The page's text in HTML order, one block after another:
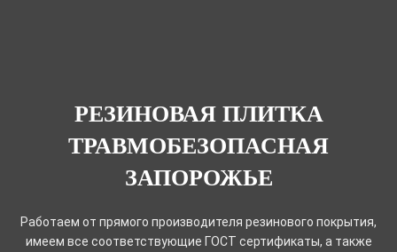
РЕЗИНОВАЯ ПЛИТКА
ТРАВМОБЕЗОПАСНАЯ
ЗАПОРОЖЬЕ
Работаем от прямого производителя резинового покрытия,
имеем все соответствующие ГОСТ сертификаты, а также